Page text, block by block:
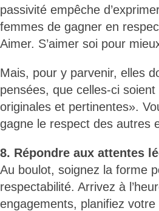
passivité empêche
femmes de gagner en
Aimer. S’aimer soi pour
Mais, pour y parvenir, elles
pensées, que celles-ci
originales et pertinentes».
gagne le respect des autres
8. Répondre aux attentes
Au boulot, soignez la forme
respectabilité. Arrivez à
engagements, planifiez